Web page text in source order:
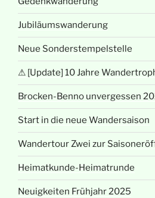
Jubiläumswanderung
Neue Sonderstempelstelle
⚠ [Update] 10 Jahre
Brocken-Benno unvergessen
Start in die neue Wandersaison
Wandertour Zwei zur
Heimatkunde-Heimatrunde
Neuigkeiten Frühjahr 2025